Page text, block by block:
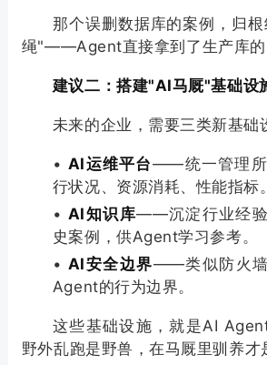
那个误删数据库的案例，归
绳"——Agent直接拿到了生产库的
建议二：搭建"AI马厩"基础设
未来的企业，需要三类新基础
• AI运维平台——统一管理所
行状况、资源消耗、性能指标。
• AI知识库——沉淀行业经验
史案例，供Agent学习参考。
• AI安全边界——类似防火墙
Agent的行为边界。
这些基础设施，就是AI
野外乱跑是野兽，在马厩里驯养才